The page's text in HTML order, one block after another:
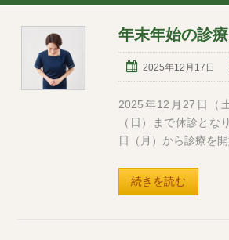
年末年始の診
2025年12月17日
2025年12月27日（
（日）まで休診と
日（月）から診療を
続きを読む